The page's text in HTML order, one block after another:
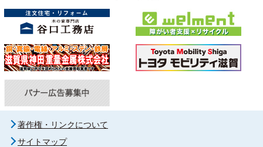
著作権・リンクについて
サイトマップ